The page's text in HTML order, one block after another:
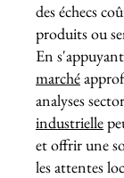
des échecs
produits ou
En
marché
analyses
industrielle
et offrir une
les attentes